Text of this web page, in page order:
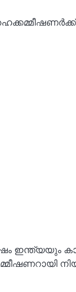
ഇന്ത്യയും